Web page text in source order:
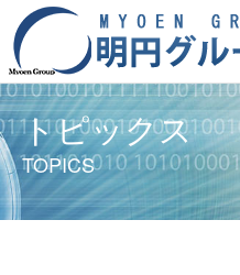
トピックス
TOPICS